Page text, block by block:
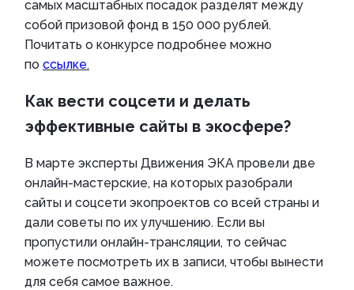
самых масштабных посадок разделят между
собой призовой фонд в 150 000 рублей.
Почитать о конкурсе подробнее можно
по ссылке.
Как вести соцсети и делать
эффективные сайты в экосфере?
В марте эксперты Движения ЭКА провели две
онлайн-мастерские, на которых разобрали
сайты и соцсети экопроектов со всей страны и
дали советы по их улучшению. Если вы
пропустили онлайн-трансляции, то сейчас
можете посмотреть их в записи, чтобы вынести
для себя самое важное.